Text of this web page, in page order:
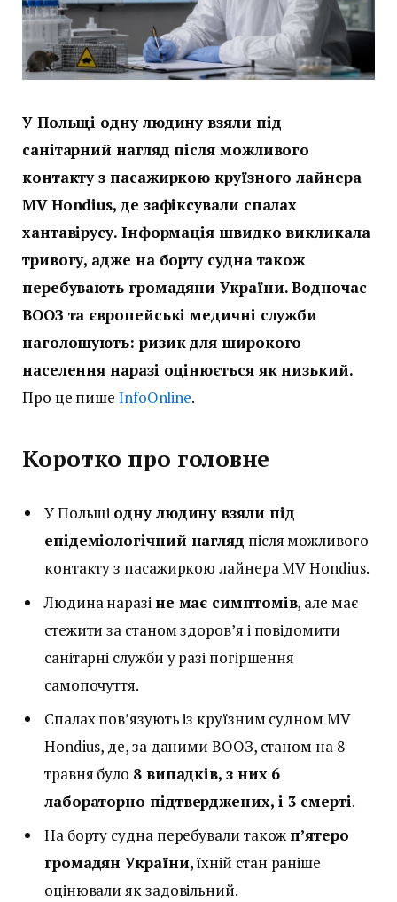
У Польщі одну людину взяли під
санітарний нагляд після можливого
контакту з пасажиркою круїзного лайнера
MV Hondius, де зафіксували спалах
хантавірусу. Інформація швидко викликала
тривогу, адже на борту судна також
перебувають громадяни України. Водночас
ВООЗ та європейські медичні служби
наголошують: ризик для широкого
населення наразі оцінюється як низький.
Про це пише InfoOnline.
Коротко про головне
У Польщі одну людину взяли під
епідеміологічний нагляд після можливого
контакту з пасажиркою лайнера MV Hondius.
Людина наразі не має симптомів, але має
стежити за станом здоров’я і повідомити
санітарні служби у разі погіршення
самопочуття.
Спалах пов’язують із круїзним судном MV
Hondius, де, за даними ВООЗ, станом на 8
травня було 8 випадків, з них 6
лабораторно підтверджених, і 3 смерті.
На борту судна перебували також п’ятеро
громадян України, їхній стан раніше
оцінювали як задовільний.